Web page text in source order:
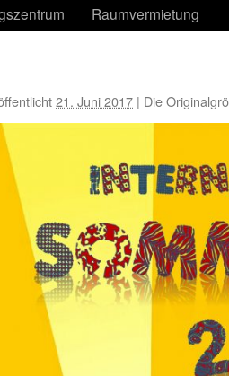
Raumvermietung
21. Juni 2017 | Die